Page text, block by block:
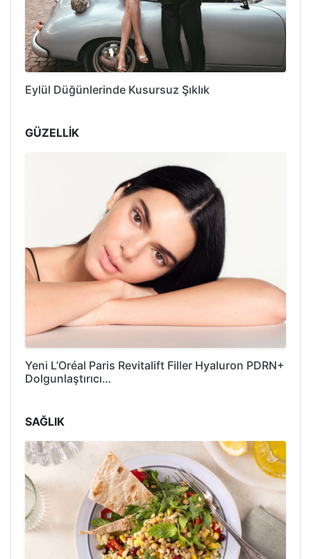
Eylül Düğünlerinde Kusursuz Şıklık
GÜZELLİK
Yeni L’Oréal Paris Revitalift Filler Hyaluron PDRN+
Dolgunlaştırıcı…
SAĞLIK